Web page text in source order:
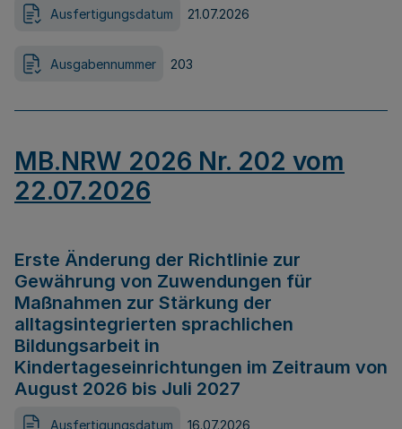
Ausfertigungsdatum 21.07.2026
Ausgabennummer 203
MB.NRW 2026 Nr. 202 vom
22.07.2026
Erste Änderung der Richtlinie zur
Gewährung von Zuwendungen für
Maßnahmen zur Stärkung der
alltagsintegrierten sprachlichen
Bildungsarbeit in
Kindertageseinrichtungen im Zeitraum von
August 2026 bis Juli 2027
Ausfertigungsdatum 16.07.2026